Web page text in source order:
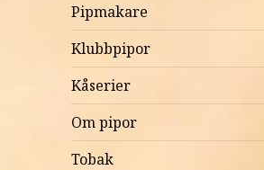
Pipmakare
Klubbpipor
Kåserier
Om pipor
Tobak